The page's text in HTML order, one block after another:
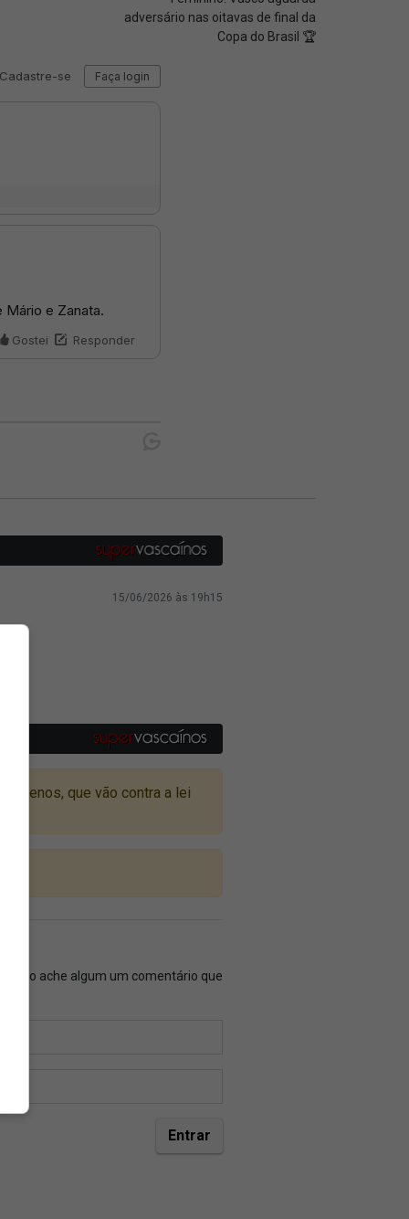
adversário nas oitavas de final da
Copa do Brasil 🏆